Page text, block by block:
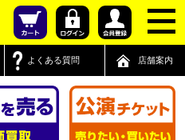
よくある質問 店舗案内